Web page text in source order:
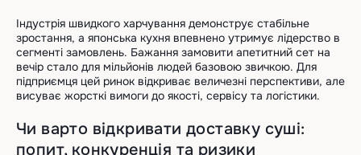
Індустрія швидкого харчування демонструє стабільне
зростання, а японська кухня впевнено утримує лідерство в
сегменті замовлень. Бажання замовити апетитний сет на
вечір стало для мільйонів людей базовою звичкою. Для
підприємця цей ринок відкриває величезні перспективи, але
висуває жорсткі вимоги до якості, сервісу та логістики.
Чи варто відкривати доставку суші:
попит, конкуренція та ризики